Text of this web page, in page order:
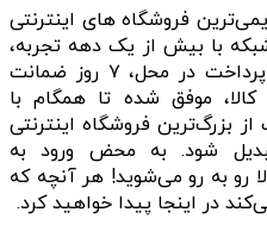
فروشگاه های اینترنتی
شبکه با بیش از یک دهه تجربه،
با پایبندی به سه اصل کلیدی، پرداخت در محل، ۷ روز ضمانت
موفق شده تا همگام با
بزرگ‌ترین فروشگاه اینترنتی
شود. به محض ورود به
رو به رو می‌شوید! هر آنچه که
در اینجا پیدا خواهید کرد.